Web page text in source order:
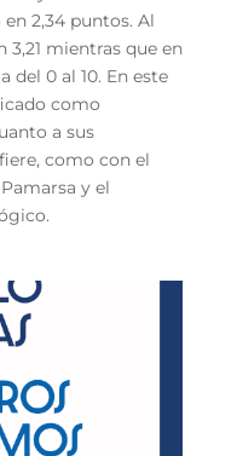
2,34 puntos. Al
mientras que en
del 0 al 10. En este
como
a sus
como con el
y el